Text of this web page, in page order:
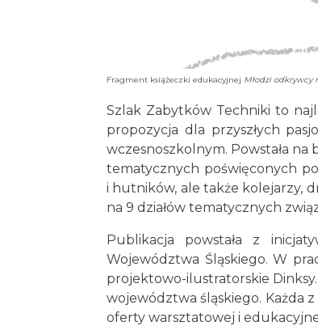
Fragment książeczki edukacyjnej Młodzi odkrywcy
Szlak Zabytków Techniki to
propozycja dla przyszłych
wczesnoszkolnym. Powstała
tematycznych poświęconych
i hutników, ale także kolejarzy,
na 9 działów tematycznych
Publikacja powstała z
Województwa Śląskiego. W
projektowo-ilustratorskie
województwa śląskiego. Każda
oferty warsztatowej i